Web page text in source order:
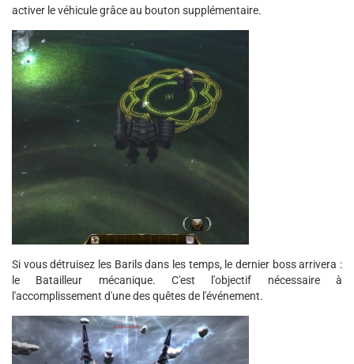
activer le véhicule grâce au bouton supplémentaire.
Si vous détruisez les Barils dans les temps, le dernier boss arrivera :
le Batailleur mécanique. C'est l'objectif nécessaire à
l'accomplissement d'une des quêtes de l'événement.